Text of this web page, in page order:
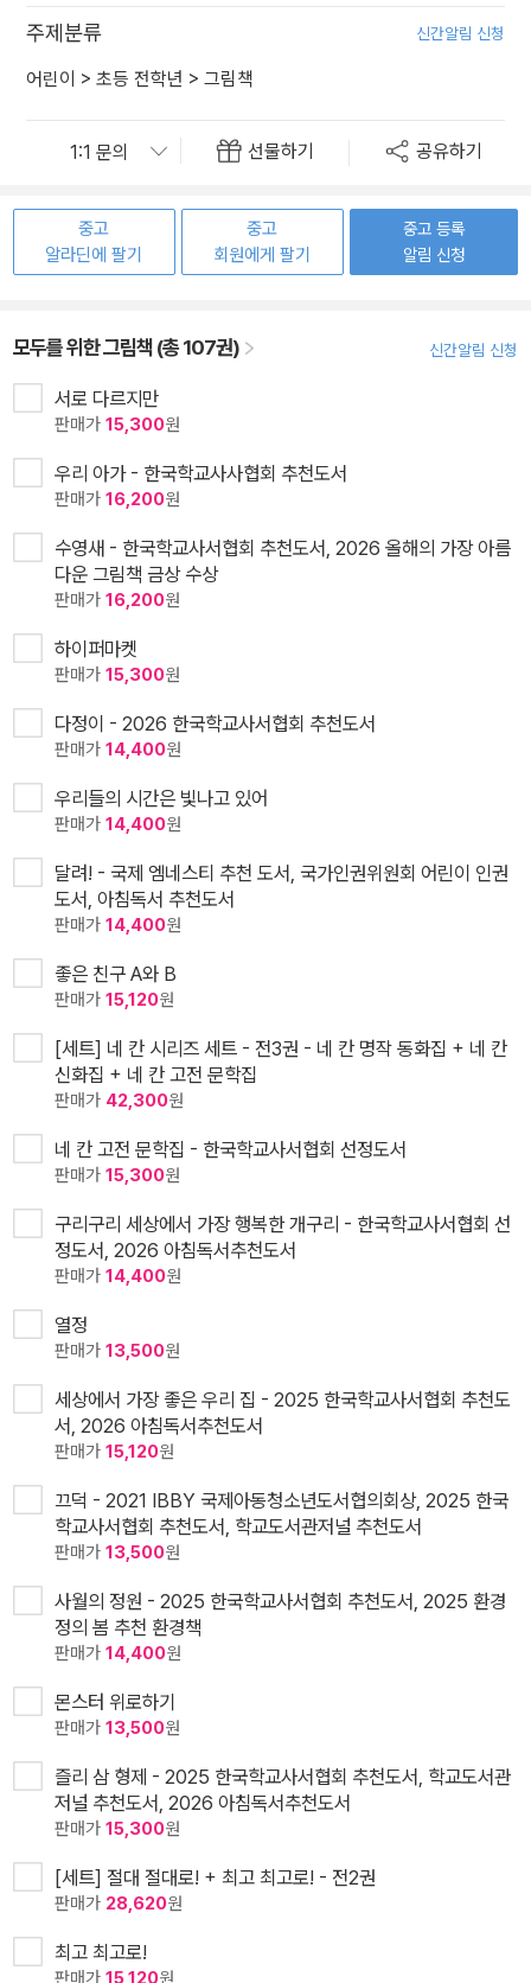
주제분류 신간알림 신청
어린이 > 초등 전학년 > 그림책
선물하기 공유하기
중고
알라딘에 팔기
중고
회원에게 팔기
중고 등록
알림 신청
모두를 위한 그림책 (총 107권) 신간알림 신청
서로 다르지만
판매가 15,300원
우리 아가 - 한국학교사사협회 추천도서
판매가 16,200원
수영새 - 한국학교사서협회 추천도서, 2026 올해의 가장 아름
다운 그림책 금상 수상
판매가 16,200원
하이퍼마켓
판매가 15,300원
다정이 - 2026 한국학교사서협회 추천도서
판매가 14,400원
우리들의 시간은 빛나고 있어
판매가 14,400원
달려! - 국제 엠네스티 추천 도서, 국가인권위원회 어린이 인권
도서, 아침독서 추천도서
판매가 14,400원
좋은 친구 A와 B
판매가 15,120원
[세트] 네 칸 시리즈 세트 - 전3권 - 네 칸 명작 동화집 + 네 칸
신화집 + 네 칸 고전 문학집
판매가 42,300원
네 칸 고전 문학집 - 한국학교사서협회 선정도서
판매가 15,300원
구리구리 세상에서 가장 행복한 개구리 - 한국학교사서협회 선
정도서, 2026 아침독서추천도서
판매가 14,400원
열정
판매가 13,500원
세상에서 가장 좋은 우리 집 - 2025 한국학교사서협회 추천도
서, 2026 아침독서추천도서
판매가 15,120원
끄덕 - 2021 IBBY 국제아동청소년도서협의회상, 2025 한국
학교사서협회 추천도서, 학교도서관저널 추천도서
판매가 13,500원
사월의 정원 - 2025 한국학교사서협회 추천도서, 2025 환경
정의 봄 추천 환경책
판매가 14,400원
몬스터 위로하기
판매가 13,500원
즐리 삼 형제 - 2025 한국학교사서협회 추천도서, 학교도서관
저널 추천도서, 2026 아침독서추천도서
판매가 15,300원
[세트] 절대 절대로! + 최고 최고로! - 전2권
판매가 28,620원
최고 최고로!
판매가 15,120원